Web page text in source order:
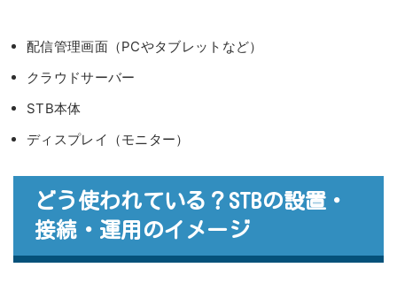
配信管理画面（PCやタブレットなど）
クラウドサーバー
STB本体
ディスプレイ（モニター）
どう使われている？STBの設置・
接続・運用のイメージ